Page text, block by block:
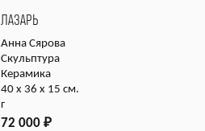
ЛАЗАРЬ
Анна Сярова
Скульптура
Керамика
40 х 36 х 15 см.
г
72 000 ₽